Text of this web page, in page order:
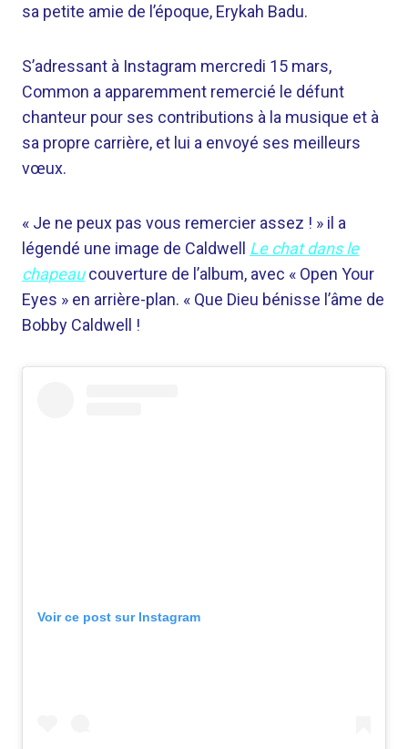
sa petite amie de l’époque, Erykah Badu.
S’adressant à Instagram mercredi 15 mars,
Common a apparemment remercié le défunt
chanteur pour ses contributions à la musique et à
sa propre carrière, et lui a envoyé ses meilleurs
vœux.
« Je ne peux pas vous remercier assez ! » il a
légendé une image de Caldwell Le chat dans le
chapeaucouverture de l’album, avec « Open Your
Eyes » en arrière-plan. « Que Dieu bénisse l’âme de
Bobby Caldwell !
Voir ce post sur Instagram